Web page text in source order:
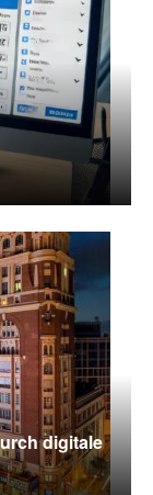
digitale